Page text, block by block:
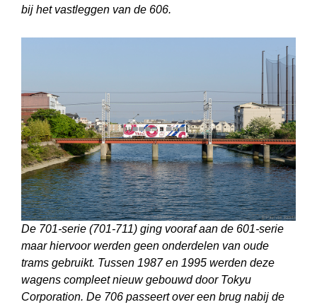
bij het vastleggen van de 606.
De 701-serie (701-711) ging vooraf aan de 601-serie
maar hiervoor werden geen onderdelen van oude
trams gebruikt. Tussen 1987 en 1995 werden deze
wagens compleet nieuw gebouwd door Tokyu
Corporation. De 706 passeert over een brug nabij de